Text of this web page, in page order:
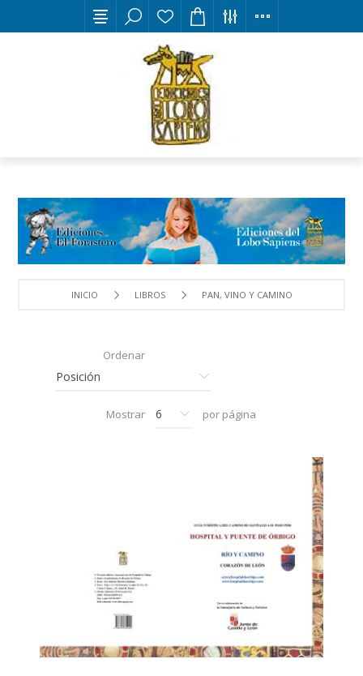
INICIO LIBROS PAN, VINO Y CAMINO
Ordenar
Mostrar por página